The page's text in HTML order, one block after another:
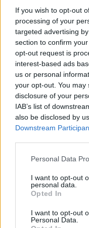
If you wish to opt-out
processing of your
targeted advertising
section to confirm
opt-out request is
interest-based ads
us or personal
your opt-out. You
disclosure of your
IAB’s list of
also be disclosed by
Downstream
Personal Data
I want to opt-out
personal data.
Opted In
I want to opt-out
Personal Data.
Vienintelis
koncertas
balandžio 23
Koncertą
organizatorius
Lietuva“.
Bilietus į Rodo
www.bilietai.lt